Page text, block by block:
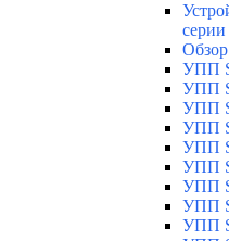
серии
УПП
УПП
УПП
УПП
УПП
УПП
УПП
УПП
УПП